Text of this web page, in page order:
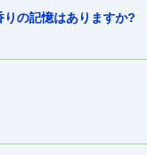
りの記憶はありますか?